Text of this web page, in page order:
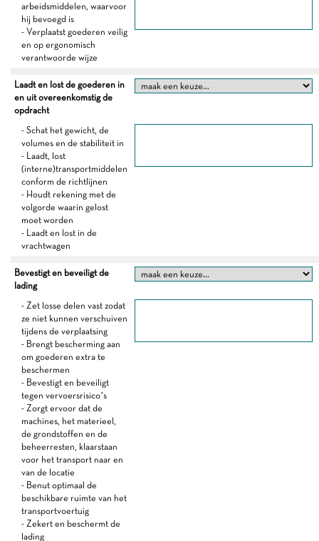
arbeidsmiddelen, waarvoor
hij bevoegd is
- Verplaatst goederen veilig
en op ergonomisch
verantwoorde wijze
Laadt en lost de goederen in
en uit overeenkomstig de
opdracht
- Schat het gewicht, de
volumes en de stabiliteit in
- Laadt, lost
(interne)transportmiddelen
conform de richtlijnen
- Houdt rekening met de
volgorde waarin gelost
moet worden
- Laadt en lost in de
vrachtwagen
Bevestigt en beveiligt de
lading
- Zet losse delen vast zodat
ze niet kunnen verschuiven
tijdens de verplaatsing
- Brengt bescherming aan
om goederen extra te
beschermen
- Bevestigt en beveiligt
tegen vervoersrisico’s
- Zorgt ervoor dat de
machines, het materieel,
de grondstoffen en de
beheerresten, klaarstaan
voor het transport naar en
van de locatie
- Benut optimaal de
beschikbare ruimte van het
transportvoertuig
- Zekert en beschermt de
lading